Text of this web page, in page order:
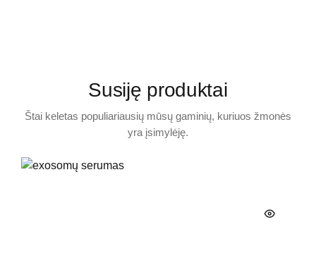
Susiję produktai
Štai keletas populiariausių mūsų gaminių, kuriuos žmonės
yra įsimylėję.